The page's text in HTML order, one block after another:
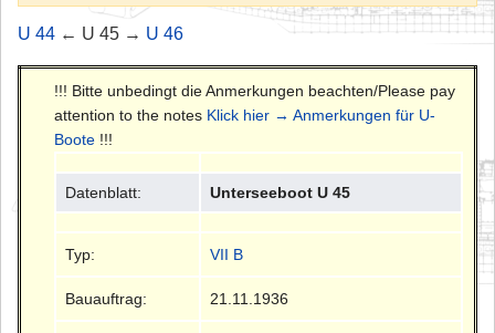
U 44 ← U 45 → U 46
!!! Bitte unbedingt die Anmerkungen beachten/Please pay
attention to the notes Klick hier → Anmerkungen für U-
Boote !!!
Datenblatt: Unterseeboot U 45
Typ: VII B
Bauauftrag: 21.11.1936